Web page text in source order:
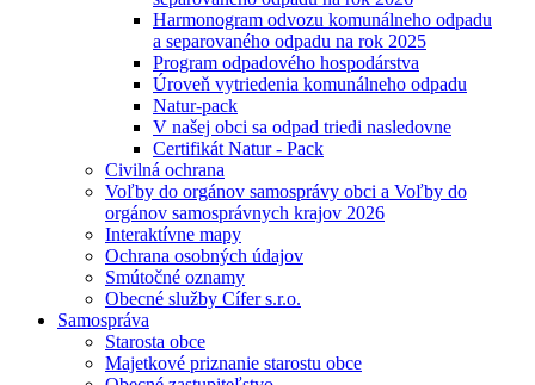
Harmonogram odvozu komunálneho odpadu
a separovaného odpadu na rok 2025
Program odpadového hospodárstva
Úroveň vytriedenia komunálneho odpadu
Natur-pack
V našej obci sa odpad triedi nasledovne
Certifikát Natur - Pack
Civilná ochrana
Voľby do orgánov samosprávy obci a Voľby do
orgánov samosprávnych krajov 2026
Interaktívne mapy
Ochrana osobných údajov
Smútočné oznamy
Obecné služby Cífer s.r.o.
Samospráva
Starosta obce
Majetkové priznanie starostu obce